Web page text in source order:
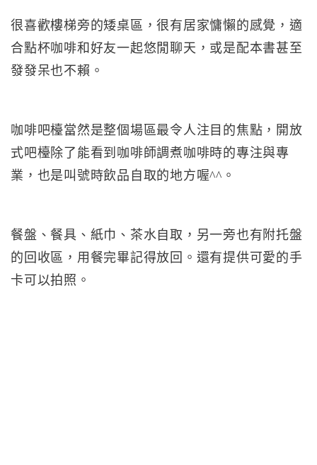
很喜歡樓梯旁的矮桌區，很有居家慵懶的感覺，適
合點杯咖啡和好友一起悠閒聊天，或是配本書甚至
發發呆也不賴。
咖啡吧檯當然是整個場區最令人注目的焦點，開放
式吧檯除了能看到咖啡師調煮咖啡時的專注與專
業，也是叫號時飲品自取的地方喔^^。
餐盤、餐具、紙巾、茶水自取，另一旁也有附托盤
的回收區，用餐完畢記得放回。還有提供可愛的手
卡可以拍照。